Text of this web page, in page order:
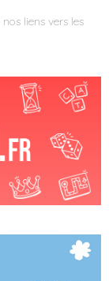
liens vers les